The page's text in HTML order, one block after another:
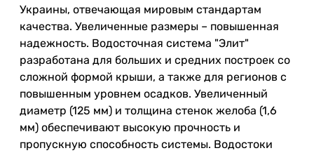
Украины, отвечающая мировым стандартам
качества. Увеличенные размеры – повышенная
надежность. Водосточная система "Элит"
разработана для больших и средних построек со
сложной формой крыши, а также для регионов с
повышенным уровнем осадков. Увеличенный
диаметр (125 мм) и толщина стенок желоба (1,6
мм) обеспечивают высокую прочность и
пропускную способность системы. Водостоки